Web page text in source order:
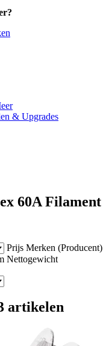
& Upgrades
60A Filament
Prijs Merken (Producent)
Nettogewicht
artikelen